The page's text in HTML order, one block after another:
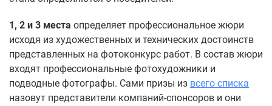
1, 2 и 3 места определяет профессиональное жюри
исходя из художественных и технических достоинств
представленных на фотоконкурс работ. В состав жюри
входят профессиональные фотохудожники и
подводные фотографы. Сами призы из всего списка
назовут представители компаний-спонсоров и они